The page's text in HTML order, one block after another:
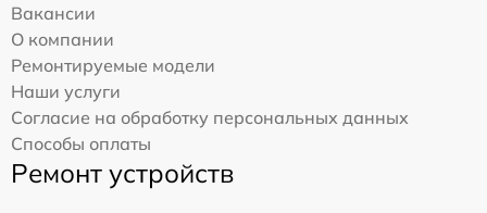
Вакансии
О компании
Ремонтируемые модели
Наши услуги
Согласие на обработку персональных данных
Способы оплаты
Ремонт устройств